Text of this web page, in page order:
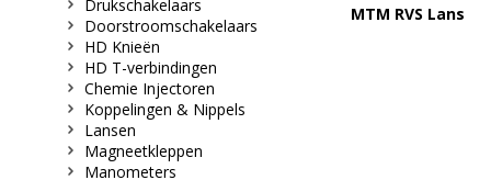
MTM RVS Lans
Drukschakelaars
Doorstroomschakelaars
HD Knieën
HD T-verbindingen
Chemie Injectoren
Koppelingen & Nippels
Lansen
Magneetkleppen
Manometers